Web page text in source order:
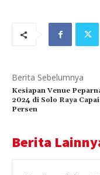
Berita Sebelumnya
Kesiapan Venue
2024 di Solo Raya
Persen
Berita